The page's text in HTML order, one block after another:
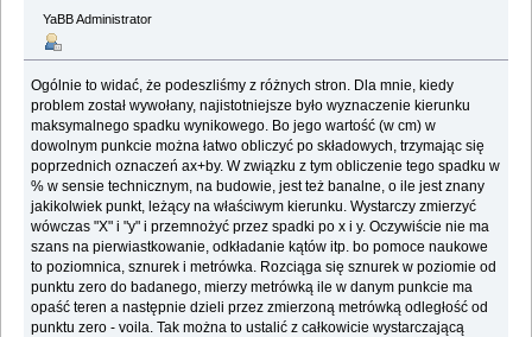
YaBB Administrator
Ogólnie to widać, że podeszliśmy z różnych stron. Dla mnie, kiedy
problem został wywołany, najistotniejsze było wyznaczenie kierunku
maksymalnego spadku wynikowego. Bo jego wartość (w cm) w
dowolnym punkcie można łatwo obliczyć po składowych, trzymając się
poprzednich oznaczeń ax+by. W związku z tym obliczenie tego spadku w
% w sensie technicznym, na budowie, jest też banalne, o ile jest znany
jakikolwiek punkt, leżący na właściwym kierunku. Wystarczy zmierzyć
wówczas "X" i "y" i przemnożyć przez spadki po x i y. Oczywiście nie ma
szans na pierwiastkowanie, odkładanie kątów itp. bo pomoce naukowe
to poziomnica, sznurek i metrówka. Rozciąga się sznurek w poziomie od
punktu zero do badanego, mierzy metrówką ile w danym punkcie ma
opaść teren a następnie dzieli przez zmierzoną metrówką odległość od
punktu zero - voila. Tak można to ustalić z całkowicie wystarczającą